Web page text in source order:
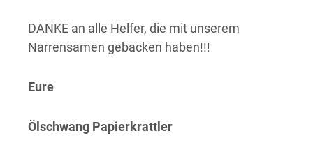
DANKE an alle Helfer, die mit unserem
Narrensamen gebacken haben!!!
Eure
Ölschwang Papierkrattler